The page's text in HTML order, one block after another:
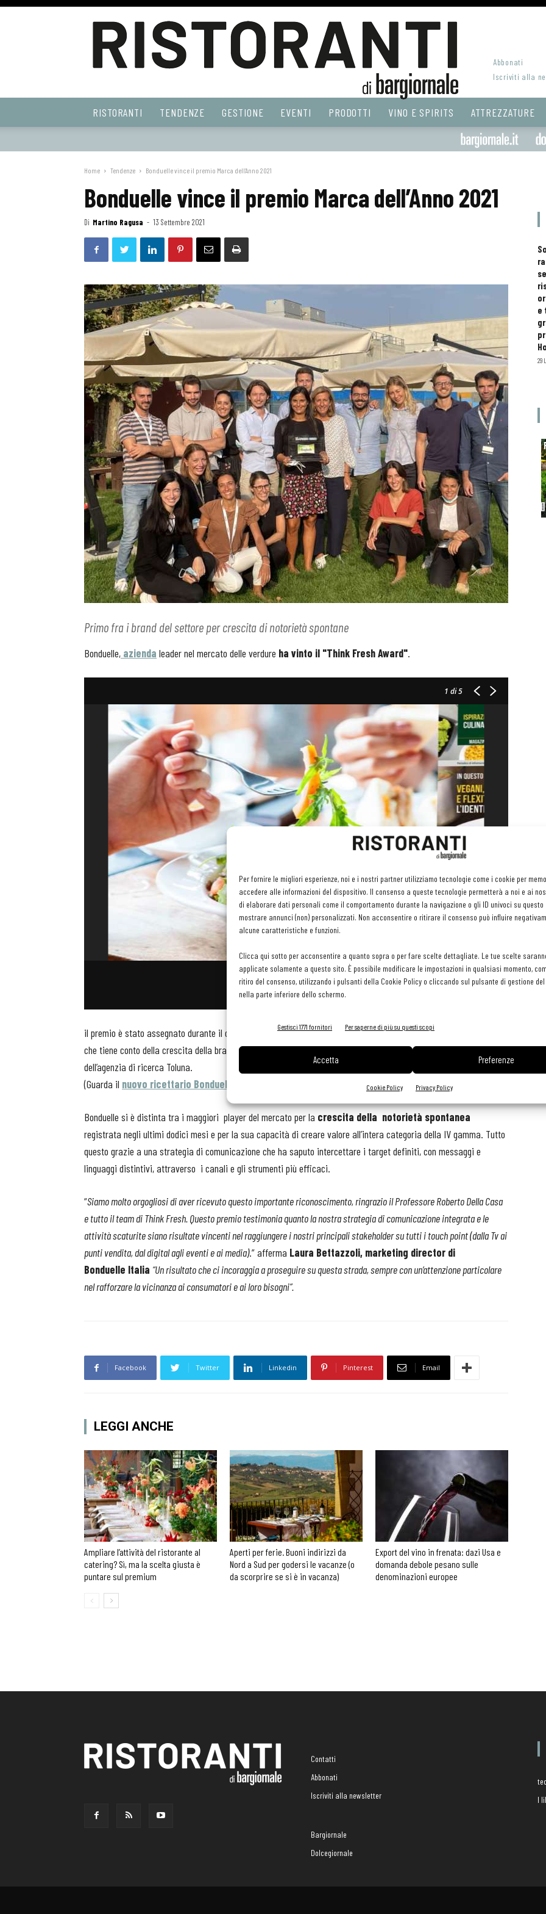
Per fornire le migliori esperienze, noi e i nostri partner utilizziamo tecnologie come i cookie per
accedere alle informazioni del dispositivo. Il consenso a queste tecnologie permetterà a noi e ai
di elaborare dati personali come il comportamento durante la navigazione o gli ID univoci su questo
mostrare annunci (non) personalizzati. Non acconsentire o ritirare il consenso può influire
alcune caratteristiche e funzioni.
Clicca qui sotto per acconsentire a quanto sopra o per fare scelte dettagliate. Le tue scelte
applicate solamente a questo sito. È possibile modificare le impostazioni in qualsiasi momento,
ritiro del consenso, utilizzando i pulsanti della Cookie Policy o cliccando sul pulsante di gestione del
nella parte inferiore dello schermo.
Gestisci 1771 fornitori Per saperne di più su questi scopi
Accetta Preferenze
Cookie Policy Privacy Policy
Web
Abbonati
Iscriviti alla
RISTORANTI TENDENZE GESTIONE EVENTI PRODOTTI VINO E SPIRITS ATTREZZATURE
Home Tendenze Bonduelle vince il premio Marca dell’Anno 2021
Bonduelle vince il premio Marca dell’Anno 2021
Di Martino Ragusa - 13 Settembre 2021
Primo fra i brand del settore per crescita di notorietà spontane
Bonduelle, azienda leader nel mercato delle verdure ha vinto il "Think Fresh Award".
1 di 5
il premio è stato assegnato durante il convegno Think Fresh 2021, evento di riferimento del settore ortofrutticolo,
che tiene conto della crescita della brand awareness dei principali player del settore, avvalendosi del lavoro
dell’agenzia di ricerca Toluna.
(Guarda il nuovo ricettario Bonduelle
Bonduelle si è distinta tra i maggiori player del mercato per la crescita della notorietà spontanea
registrata negli ultimi dodici mesi e per la sua capacità di creare valore all’intera categoria della IV gamma. Tutto
questo grazie a una strategia di comunicazione che ha saputo intercettare i target definiti, con messaggi e
linguaggi distintivi, attraverso i canali e gli strumenti più efficaci.
“Siamo molto orgogliosi di aver ricevuto questo importante riconoscimento, ringrazio il Professore Roberto Della Casa
e tutto il team di Think Fresh. Questo premio testimonia quanto la nostra strategia di comunicazione integrata e le
attività scaturite siano risultate vincenti nel raggiungere i nostri principali stakeholder su tutti i touch point (dalla Tv ai
punti vendita, dal digital agli eventi e ai media).” afferma Laura Bettazzoli, marketing director di
Bonduelle Italia “Un risultato che ci incoraggia a proseguire su questa strada, sempre con un’attenzione particolare
nel rafforzare la vicinanza ai consumatori e ai loro bisogni”.
Facebook Twitter Linkedin Pinterest Email
LEGGI ANCHE
Ampliare l’attività del ristorante al
catering? Sì, ma la scelta giusta è
puntare sul premium
Aperti per ferie. Buoni indirizzi da
Nord a Sud per godersi le vacanze (o
da scorprire se si è in vacanza)
Export del vino in frenata: dazi Usa e
domanda debole pesano sulle
denominazioni europee
e
29
Contatti
Abbonati
Iscriviti alla newsletter
Bargiornale
Dolcegiornale
I